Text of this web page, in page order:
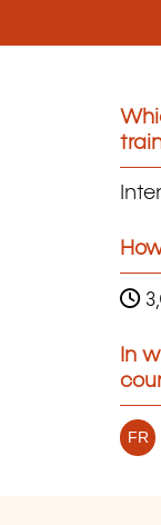
In
FR